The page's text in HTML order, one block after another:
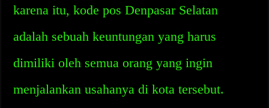
karena itu, kode pos Denpasar Selatan
adalah sebuah keuntungan yang harus
dimiliki oleh semua orang yang ingin
menjalankan usahanya di kota tersebut.